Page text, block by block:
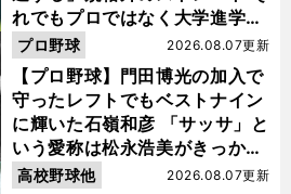
れでもプロではなく大学進学を
選ぶ理由
【プロ野球】門田博光の加入で
守ったレフトでもベストナイン
に輝いた石嶺和彦 「サッサ」と
いう愛称は松永浩美がきっか
け？
2026.08.07更新
プロ野球
2026.08.07更新
高校野球他